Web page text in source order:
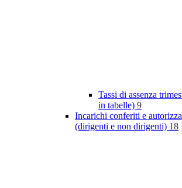
Tassi di assenza
in tabelle) 9
Incarichi conferiti e
(dirigenti e non dirigenti) 18